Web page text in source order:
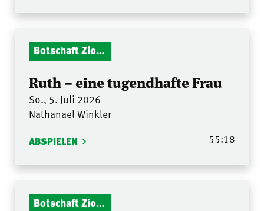
Botschaft Zionshalle
Ruth – eine tugendhafte Frau
So., 5. Juli 2026
Nathanael Winkler
ABSPIELEN 55:18
Botschaft Zionshalle